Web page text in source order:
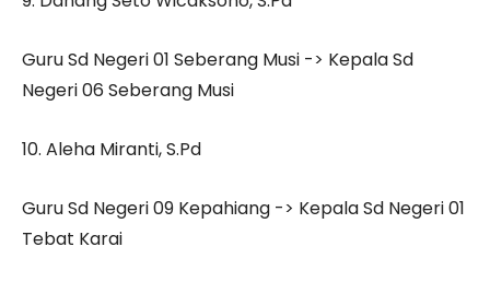
Guru Sd Negeri 01 Seberang Musi -> Kepala Sd
Negeri 06 Seberang Musi
10. Aleha Miranti, S.Pd
Guru Sd Negeri 09 Kepahiang -> Kepala Sd Negeri 01
Tebat Karai